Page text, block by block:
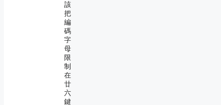
該
把
編
碼
字
母
限
制
在
廿
六
鍵